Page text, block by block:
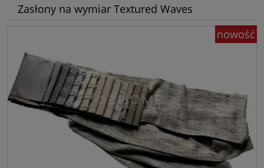
Zasłony na wymiar Textured Waves
nowość